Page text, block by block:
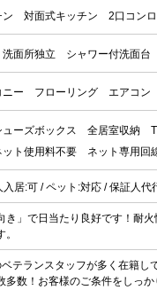
ン 対面式キッチン 2口コンロ
洗面所独立 シャワー付洗面台
ニー フローリング エアコン
ューズボックス 全居室収納
ット使用料不要 ネット専用回
入居:可 / ペット:対応 / 保証人代
き」で日当たり良好です！耐
テランスタッフが多く在籍
多数！お客様のご条件をしっ